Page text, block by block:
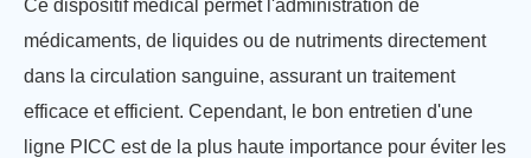
Ce dispositif médical permet l'administration de
médicaments, de liquides ou de nutriments directement
dans la circulation sanguine, assurant un traitement
efficace et efficient. Cependant, le bon entretien d'une
ligne PICC est de la plus haute importance pour éviter les